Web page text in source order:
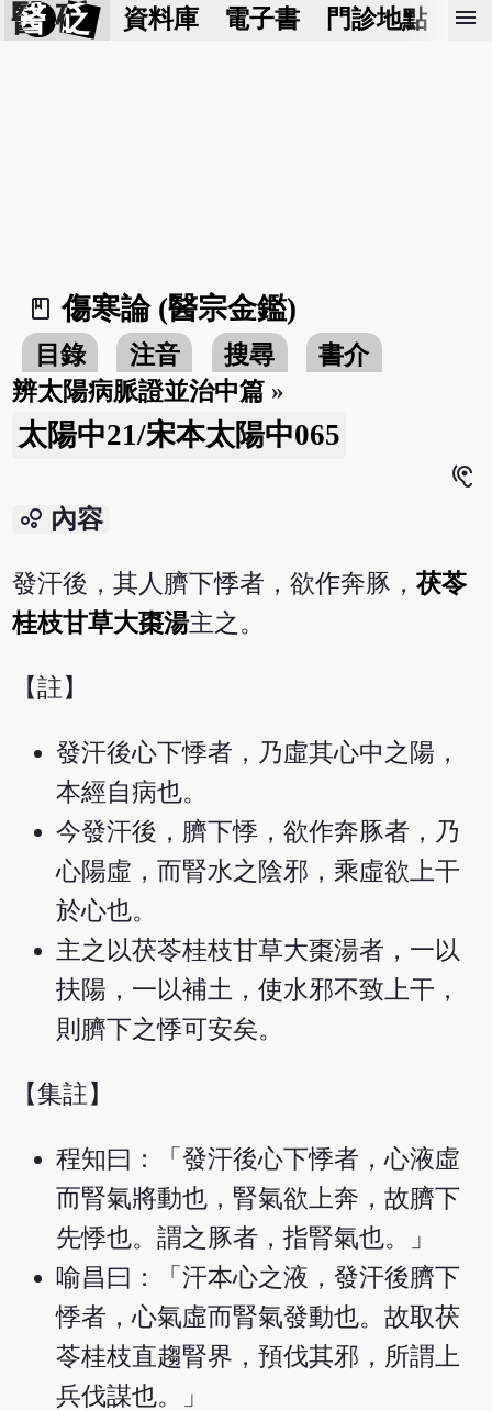
醫 砭 資料庫 電子書 門診地點 預
menu
book_2
傷寒論 (醫宗金鑑)
目錄 注音 搜尋
書介
辨太陽病脈證並治中篇 »
太陽中21/宋本太陽中065
hearing
bubble_chart 內容
發汗後，其人臍下悸者，欲作奔豚，茯苓
桂枝甘草大棗湯主之。
【註】
發汗後心下悸者，乃虛其心中之陽，
本經自病也。
今發汗後，臍下悸，欲作奔豚者，乃
心陽虛，而腎水之陰邪，乘虛欲上干
於心也。
主之以茯苓桂枝甘草大棗湯者，一以
扶陽，一以補土，使水邪不致上干，
則臍下之悸可安矣。
【集註】
程知曰：「發汗後心下悸者，心液虛
而腎氣將動也，腎氣欲上奔，故臍下
先悸也。謂之豚者，指腎氣也。」
喻昌曰：「汗本心之液，發汗後臍下
悸者，心氣虛而腎氣發動也。故取茯
苓桂枝直趨腎界，預伐其邪，所謂上
兵伐謀也。」